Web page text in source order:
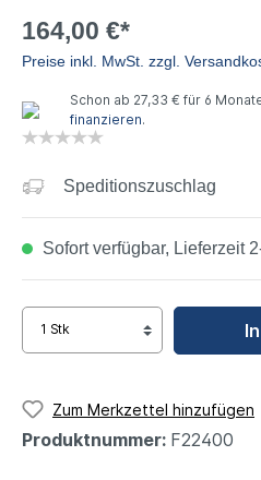
164,00 €*
Preise inkl. MwSt. zzgl.
Schon ab 27,33 € für 6
finanzieren.
Speditionszuschlag
Sofort verfügbar, Lieferzeit
Zum Merkzettel hinzufügen
Produktnummer: F22400